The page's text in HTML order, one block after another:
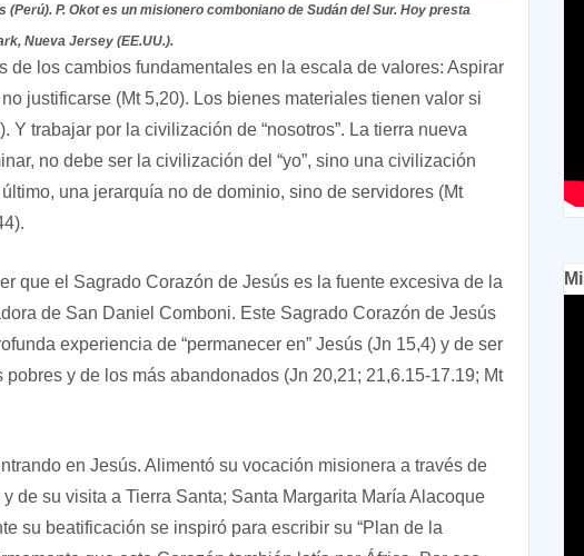
(Perú). P. Okot es un misionero comboniano de Sudán del Sur. Hoy presta
Nueva Jersey (EE.UU.).
de los cambios fundamentales en la escala de valores: Aspirar
justificarse (Mt 5,20). Los bienes materiales tienen valor si
Y trabajar por la civilización de “nosotros”. La tierra nueva
no debe ser la civilización del “yo”, sino una civilización
último, una jerarquía no de dominio, sino de servidores (Mt
que el Sagrado Corazón de Jesús es la fuente excesiva de la
de San Daniel Comboni. Este Sagrado Corazón de Jesús
experiencia de “permanecer en” Jesús (Jn 15,4) y de ser
y de los más abandonados (Jn 20,21; 21,6.15-17.19; Mt
en Jesús. Alimentó su vocación misionera a través de
de su visita a Tierra Santa; Santa Margarita María Alacoque
su beatificación se inspiró para escribir su “Plan de la